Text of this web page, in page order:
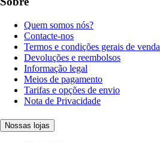
Quem somos nós?
Contacte-nos
Termos e condições gerais de venda
Devoluções e reembolsos
Informação legal
Meios de pagamento
Tarifas e opções de envio
Nota de Privacidade
Nossas lojas